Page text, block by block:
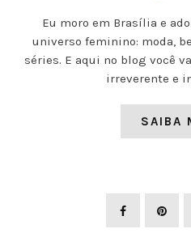
Eu moro em Brasília e
universo feminino: moda,
séries. E aqui no blog você
irreverente e
SAIBA